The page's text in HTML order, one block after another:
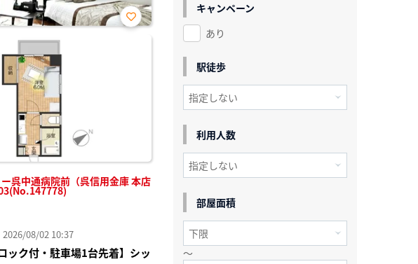
呉中通病院前（呉信用金庫 本店
お気
08/02 10:37
ック付・駐車場1台先着】シッ
キャンペーン
あり
駅徒歩
利用人数
部屋面積
～